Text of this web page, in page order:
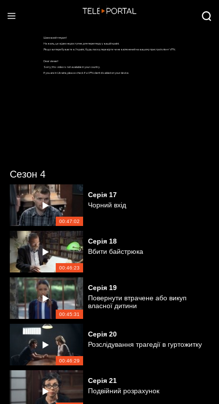
Сезон 4
00:47:02
Серія 17
Чорний вхід
00:46:23
Серія 18
Вбити байстрюка
00:45:31
Серія 19
Повернути втрачене або викуп
власної дитини
00:46:29
Серія 20
Розслідування трагедії в гуртожитку
Серія 21
Подвійний розрахунок